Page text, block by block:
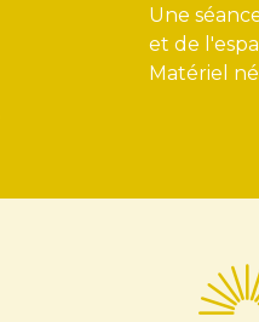
Une
et de
Matériel